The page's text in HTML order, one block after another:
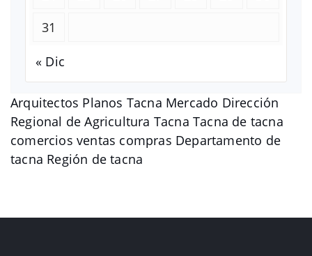
Arquitectos Planos Tacna Mercado Dirección
Regional de Agricultura Tacna Tacna de tacna
comercios ventas compras Departamento de
tacna Región de tacna
31
« Dic